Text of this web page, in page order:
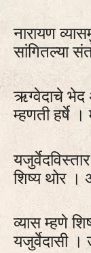
नारायण
सांगितल्या
ऋग्वेदाचे भेद
म्हणती हर्षे ।
शिष्य थोर ।
व्यास म्हणे
यजुर्वेदासी